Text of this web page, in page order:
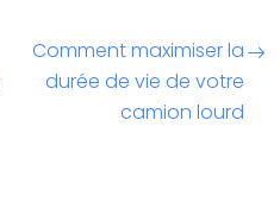
Comment maximiser la
durée de vie de votre
camion lourd